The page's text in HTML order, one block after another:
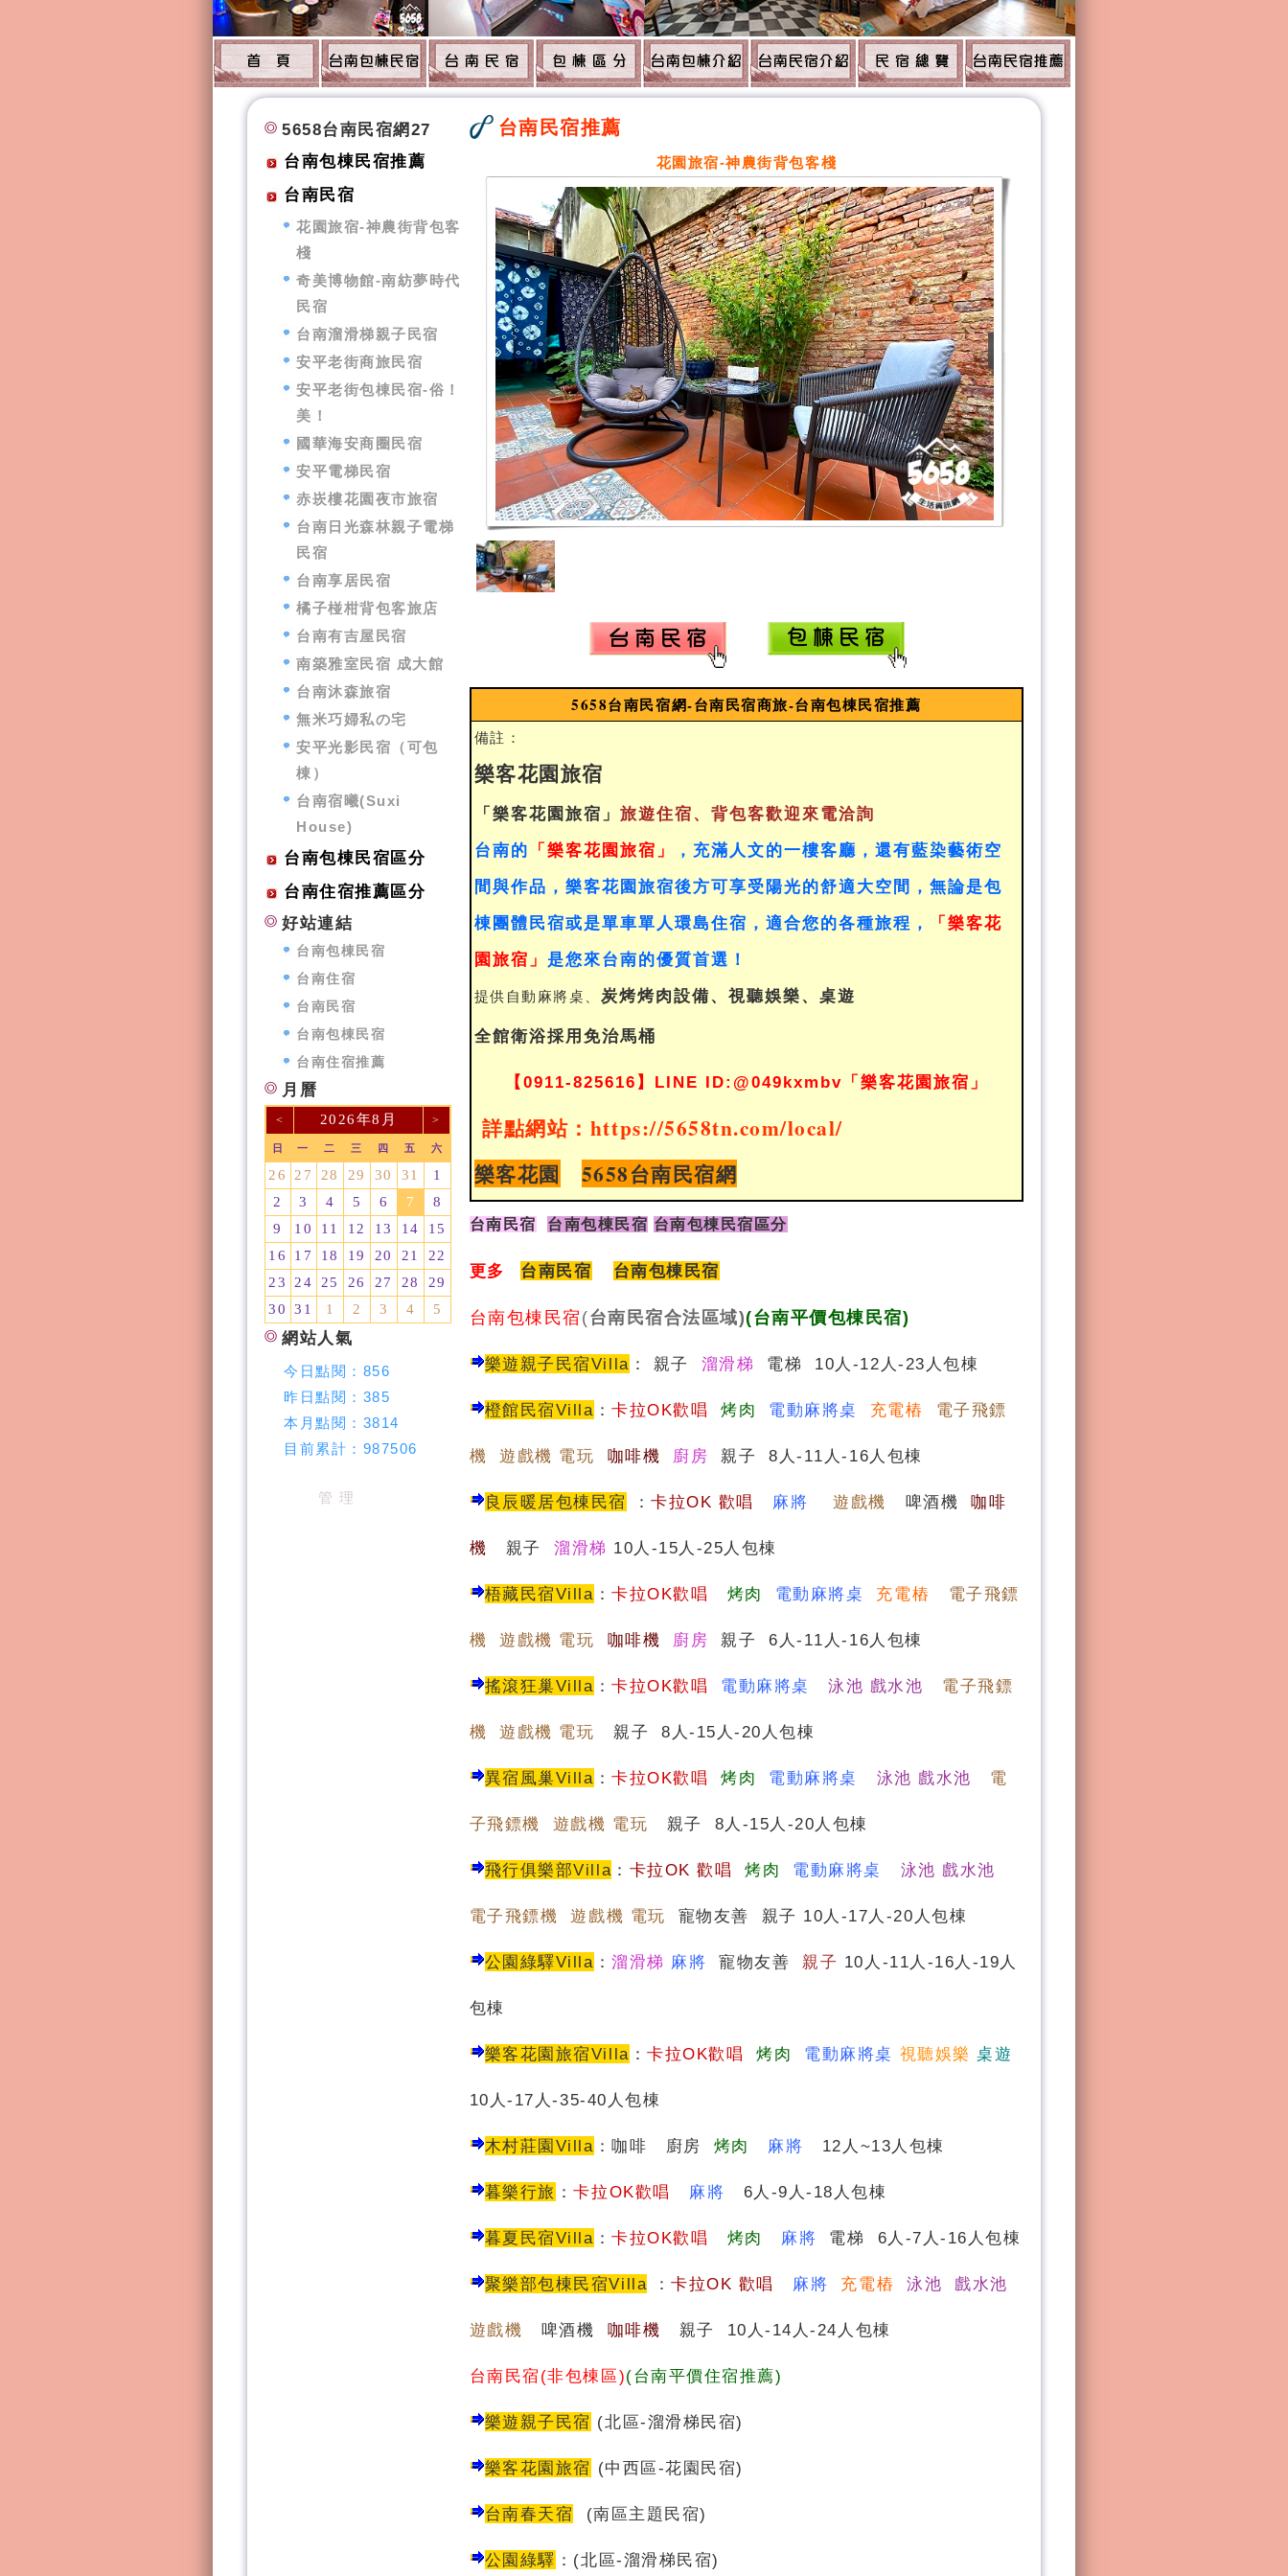
台南民宿推薦
花園旅宿-神農街背包客棧
5658台南民宿網-台南民宿商旅-台南包棟民宿推薦
備註：
樂客花園旅宿
「樂客花園旅宿」 旅遊住宿、背包客歡迎來電洽詢
台南的 「樂客花園旅宿」
，充滿人文的一樓客廳，還有藍染藝術空
間與作品，樂客花園旅宿後方可享受陽光的舒適大空間，無論是包
棟團體民宿或是單車單人環島住宿，適合您的各種旅程，
「樂客花
園旅宿」 是您來台南的優質首選！
提供自動麻將桌、炭烤烤肉設備、視聽娛樂、桌遊
全館衛浴採用免治馬桶
【0911-825616】LINE ID:@049kxmbv 「樂客花園旅宿」
詳點網站： https://5658tn.com/local/
樂客花園
5658台南民宿網
台南民宿 台南包棟民宿 台南包棟民宿區分
更多 台南民宿 台南包棟民宿
台南包棟民宿 (台南民宿合法區域)(台南平價包棟民宿)
樂遊親子民宿Villa ： 親子 溜滑梯 電梯 10人-12人-23人包棟
橙館民宿Villa ：卡拉OK歡唱 烤肉 電動麻將桌 充電樁 電子飛鏢
機 遊戲機 電玩 咖啡機 廚房 親子 8人-11人-16人包棟
良辰暖居包棟民宿 ：卡拉OK 歡唱 麻將 遊戲機 啤酒機咖啡
機 親子溜滑梯 10人-15人-25人包棟
梧藏民宿Villa ：卡拉OK歡唱 烤肉 電動麻將桌 充電樁 電子飛鏢
機 遊戲機 電玩 咖啡機 廚房 親子 6人-11人-16人包棟
搖滾狂巢Villa ：卡拉OK歡唱 電動麻將桌 泳池 戲水池 電子飛鏢
機 遊戲機 電玩 親子 8人-15人-20人包棟
異宿風巢Villa ：卡拉OK歡唱 烤肉 電動麻將桌 泳池 戲水池 電
子飛鏢機 遊戲機 電玩 親子 8人-15人-20人包棟
飛行俱樂部Villa ： 卡拉OK 歡唱 烤肉 電動麻將桌 泳池 戲水池
電子飛鏢機 遊戲機 電玩 寵物友善 親子 10人-17人-20人包棟
公園綠驛Villa ：溜滑梯 麻將 寵物友善 親子 10人-11人-16人-19人
包棟
樂客花園旅宿Villa ：卡拉OK歡唱 烤肉 電動麻將桌 視聽娛樂 桌遊
10人-17人-35-40人包棟
木村莊園Villa ：咖啡 廚房 烤肉 麻將 12人~13人包棟
暮樂行旅 ：卡拉OK歡唱 麻將 6人-9人-18人包棟
暮夏民宿Villa ：卡拉OK歡唱 烤肉 麻將 電梯 6人-7人-16人包棟
聚樂部包棟民宿Villa ：卡拉OK 歡唱 麻將 充電樁 泳池 戲水池
遊戲機 啤酒機 咖啡機 親子 10人-14人-24人包棟
台南民宿(非包棟區)(台南平價住宿推薦)
樂遊親子民宿 (北區-溜滑梯民宿)
樂客花園旅宿 (中西區-花園民宿)
台南春天宿 (南區主題民宿)
公園綠驛 ： (北區-溜滑梯民宿)
5658台南民宿網27
台南包棟民宿推薦
台南民宿
花園旅宿-神農街背包客
棧
奇美博物館-南紡夢時代
民宿
台南溜滑梯親子民宿
安平老街商旅民宿
安平老街包棟民宿-俗！
美！
國華海安商圈民宿
安平電梯民宿
赤崁樓花園夜市旅宿
台南日光森林親子電梯
民宿
台南享居民宿
橘子椪柑背包客旅店
台南有吉屋民宿
南築雅室民宿 成大館
台南沐森旅宿
無米巧婦私の宅
安平光影民宿（可包
棟）
台南宿曦(Suxi
House)
台南包棟民宿區分
台南住宿推薦區分
好站連結
台南包棟民宿
台南住宿
台南民宿
台南包棟民宿
台南住宿推薦
月曆
< 2026年8月 >
日 一 二 三 四 五 六
26 27 28 29 30 31
1
2
3 4 5 6 7
8
9
10 11 12 13 14
15
16
17 18 19 20 21
22
23
24 25 26 27 28
29
30
31 1 2 3 4 5
網站人氣
今日點閱： 856
昨日點閱： 385
本月點閱： 3814
目前累計： 987506
管 理